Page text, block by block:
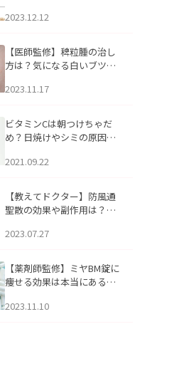
2023.12.12
【医師監修】稗粒腫の治し
方は？気になる白いブツブ
アについて
2023.11.17
ビタミンCは朝つけちゃだ
め？日焼けやシミの原因に
2021.09.22
【教えてドクター】防風通
聖散の効果や副作用は？長
2023.07.27
【薬剤師監修】ミヤBM錠に
痩せる効果は本当にある
2023.11.10